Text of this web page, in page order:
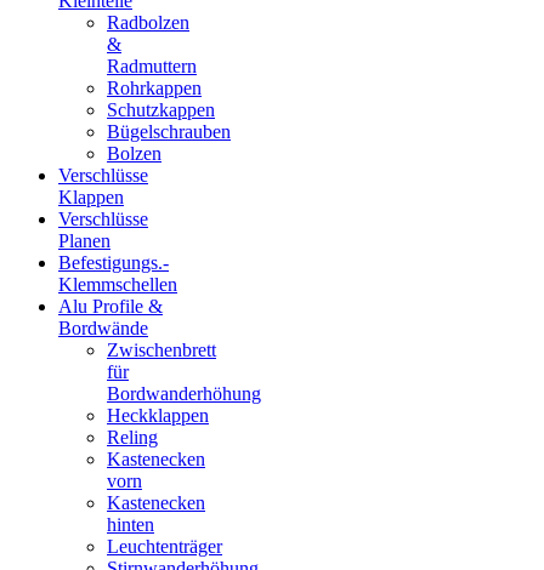
Radbolzen
&
Radmuttern
Rohrkappen
Schutzkappen
Bügelschrauben
Bolzen
Verschlüsse
Klappen
Verschlüsse
Planen
Befestigungs.-
Klemmschellen
Alu Profile &
Bordwände
Zwischenbrett
für
Bordwanderhöhung
Heckklappen
Reling
Kastenecken
vorn
Kastenecken
hinten
Leuchtenträger